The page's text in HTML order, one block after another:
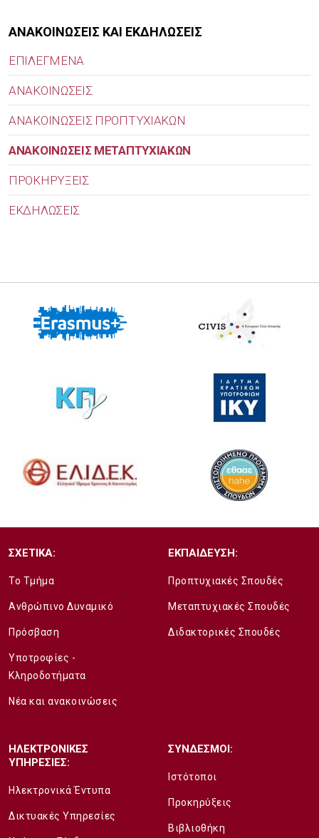
ΑΝΑΚΟΙΝΩΣΕΙΣ ΚΑΙ ΕΚΔΗΛΩΣΕΙΣ
ΕΠΙΛΕΓΜΕΝΑ
ΑΝΑΚΟΙΝΩΣΕΙΣ
ΑΝΑΚΟΙΝΩΣΕΙΣ ΠΡΟΠΤΥΧΙΑΚΩΝ
ΑΝΑΚΟΙΝΩΣΕΙΣ ΜΕΤΑΠΤΥΧΙΑΚΩΝ
ΠΡΟΚΗΡΥΞΕΙΣ
ΕΚΔΗΛΩΣΕΙΣ
ΣΧΕΤΙΚΑ:
Το Τμήμα
Ανθρώπινο Δυναμικό
Πρόσβαση
Υποτροφίες -
Κληροδοτήματα
Νέα και ανακοινώσεις
ΕΚΠΑΙΔΕΥΣΗ:
Προπτυχιακές Σπουδές
Μεταπτυχιακές Σπουδές
Διδακτορικές Σπουδές
ΗΛΕΚΤΡΟΝΙΚΕΣ
ΥΠΗΡΕΣΙΕΣ:
Ηλεκτρονικά Έντυπα
Δικτυακές Υπηρεσίες
ΣΥΝΔΕΣΜΟΙ:
Ιστότοποι
Προκηρύξεις
Βιβλιοθήκη